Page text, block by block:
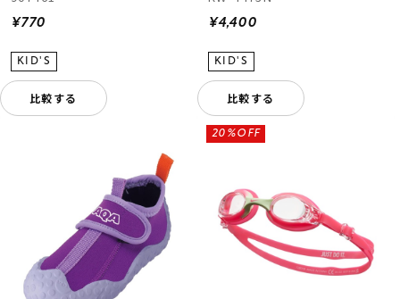
ムラサキスポーツ 公式アプリ
ポイント・クーポンもこのアプリで！
¥770
比較する
¥4,400
比較する
20%OFF